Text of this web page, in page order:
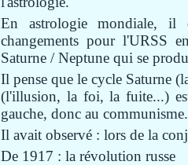
En astrologie mondiale, il
changements pour l'URSS
Saturne / Neptune qui se
Il pense que le cycle Saturne
(l'illusion, la foi, la fuite...)
gauche, donc au communisme.
Il avait observé : lors de la
De 1917 : la révolution russe